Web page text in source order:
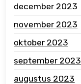
december 2023
november 2023
oktober 2023
september 2023
augustus 2023